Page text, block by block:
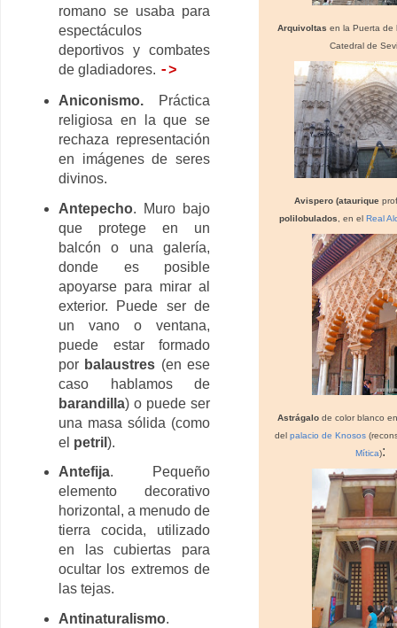
romano se usaba para
espectáculos
deportivos y combates
de gladiadores. ->
Aniconismo. Práctica
religiosa en la que se
rechaza representación
en imágenes de seres
divinos.
Antepecho. Muro bajo
que protege en un
balcón o una galería,
donde es posible
apoyarse para mirar al
exterior. Puede ser de
un vano o ventana,
puede estar formado
por balaustres (en ese
caso hablamos de
barandilla) o puede ser
una masa sólida (como
el petril ).
Antefija. Pequeño
elemento decorativo
horizontal, a menudo de
tierra cocida, utilizado
en las cubiertas para
ocultar los extremos de
las tejas.
Antinaturalismo.
Arquivoltas en la Puerta de
Catedral de
Avispero (ataurique
polilobulados , en el Real
Astrágalo de color blanco
del palacio de Knosos
Mítica):